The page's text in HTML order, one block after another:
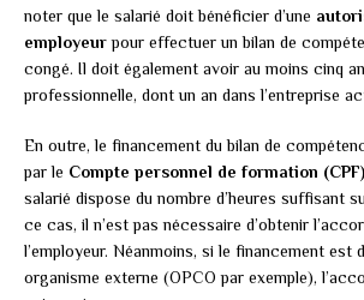
noter que le salarié doit bénéficier d’une
employeurpour effectuer un bilan de
congé. Il doit également avoir au moins cinq
professionnelle, dont un an dans l’entreprise
En outre, le financement du bilan de
par le Compte personnel de formation (CPF)
salarié dispose du nombre d’heures suffisant
ce cas, il n’est pas nécessaire d’obtenir
l’employeur. Néanmoins, si le financement est
organisme externe (OPCO par exemple),